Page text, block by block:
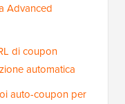
Advanced
di coupon
automatica
auto-coupon per